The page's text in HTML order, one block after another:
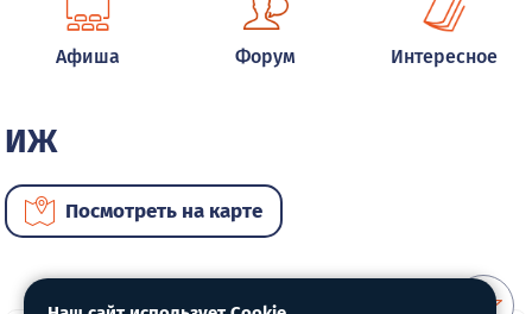
Афиша Форум Интересное
ИЖ
Посмотреть на карте